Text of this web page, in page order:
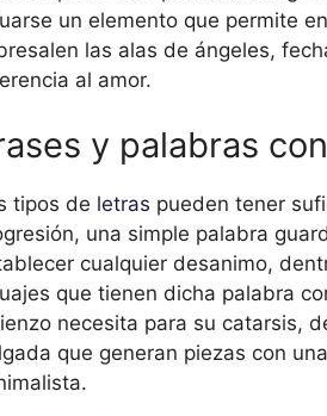
un elemento que permite
las alas de ángeles,
al amor.
y palabras
tipos de letras pueden tener
una simple palabra
cualquier desanimo,
que tienen dicha palabra
necesita para su catarsis,
que generan piezas con